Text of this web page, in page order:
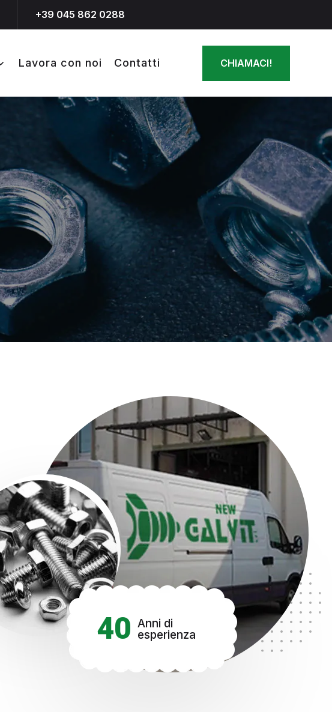
+39 045 862 0288
Lavora con noi Contatti CHIAMACI!
40 Anni di
esperienza